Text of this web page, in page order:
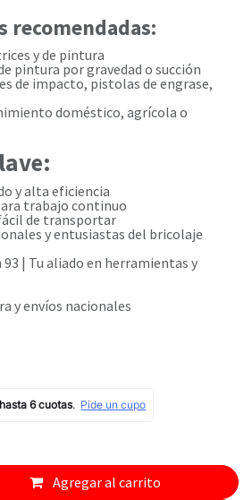
recomendadas:
y de pintura
pintura por gravedad o succión
de impacto, pistolas de engrase,
doméstico, agrícola o
y alta eficiencia
trabajo continuo
de transportar
y entusiastas del bricolaje
| Tu aliado en herramientas y
y envíos nacionales
Agregar al carrito